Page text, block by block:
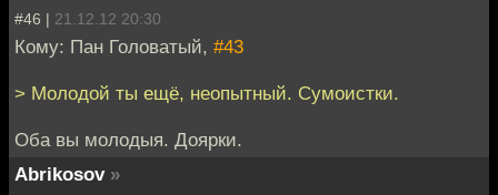
#46 | 21.12.12 20:30
Кому: Пан Головатый, #43
> Молодой ты ещё, неопытный. Сумоистки.
Оба вы молодыя. Доярки.
Abrikosov »